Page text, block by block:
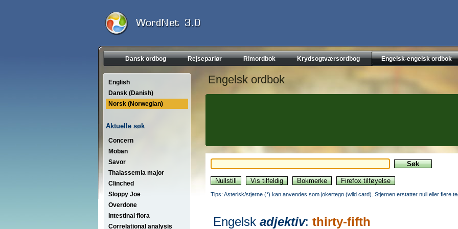
Dansk ordbog Rejseparlør Rimordbok Krydsogtværsordbog Engelsk-engelsk ordbok
English
Dansk (Danish)
Norsk (Norwegian)
Aktuelle søk
Concern
Moban
Savor
Thalassemia major
Clinched
Sloppy Joe
Overdone
Intestinal flora
Correlational analysis
Engelsk ordbok
Tips: Asterisk/stjerne (*) kan anvendes som jokertegn (wild card). Stjernen erstatter null eller flere
Engelsk adjektiv: thirty-fifth